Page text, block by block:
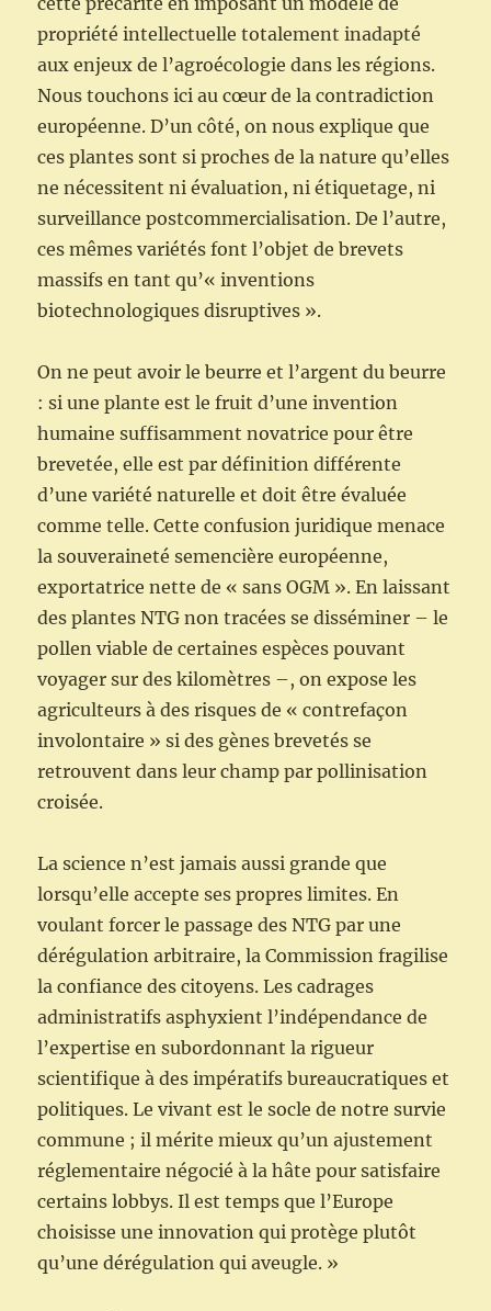
propriété intellectuelle totalement inadapté
aux enjeux de l’agroécologie dans les régions.
Nous touchons ici au cœur de la contradiction
européenne. D’un côté, on nous explique que
ces plantes sont si proches de la nature qu’elles
ne nécessitent ni évaluation, ni étiquetage, ni
surveillance postcommercialisation. De l’autre,
ces mêmes variétés font l’objet de brevets
massifs en tant qu’« inventions
biotechnologiques disruptives ».
On ne peut avoir le beurre et l’argent du beurre
: si une plante est le fruit d’une invention
humaine suffisamment novatrice pour être
brevetée, elle est par définition différente
d’une variété naturelle et doit être évaluée
comme telle. Cette confusion juridique menace
la souveraineté semencière européenne,
exportatrice nette de « sans OGM ». En laissant
des plantes NTG non tracées se disséminer – le
pollen viable de certaines espèces pouvant
voyager sur des kilomètres –, on expose les
agriculteurs à des risques de « contrefaçon
involontaire » si des gènes brevetés se
retrouvent dans leur champ par pollinisation
croisée.
La science n’est jamais aussi grande que
lorsqu’elle accepte ses propres limites. En
voulant forcer le passage des NTG par une
dérégulation arbitraire, la Commission fragilise
la confiance des citoyens. Les cadrages
administratifs asphyxient l’indépendance de
l’expertise en subordonnant la rigueur
scientifique à des impératifs bureaucratiques et
politiques. Le vivant est le socle de notre survie
commune ; il mérite mieux qu’un ajustement
réglementaire négocié à la hâte pour satisfaire
certains lobbys. Il est temps que l’Europe
choisisse une innovation qui protège plutôt
qu’une dérégulation qui aveugle. »